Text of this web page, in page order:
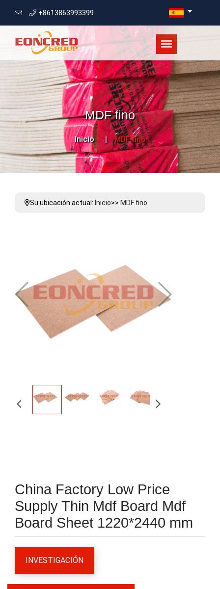
+8613863993399
MDF fino
Inicio MDF fino
Su ubicación actual: Inicio>> MDF fino
China Factory Low Price
Supply Thin Mdf Board Mdf
Board Sheet 1220*2440 mm
INVESTIGACIÓN